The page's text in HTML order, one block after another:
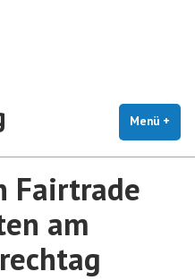
Menü +
Fairtrade
am